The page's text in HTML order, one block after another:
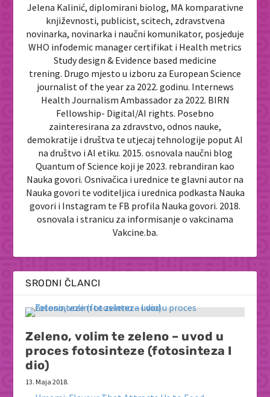
Jelena Kalinić, diplomirani biolog, MA komparativne
književnosti, publicist, scitech, zdravstvena
novinarka, novinarka i naučni komunikator, posjeduje
WHO infodemic manager certifikat i Health metrics
Study design & Evidence based medicine
trening. Drugo mjesto u izboru za European Science
journalist of the year za 2022. godinu. Internews
Health Journalism Ambassador za 2022. BIRN
Fellowship- Digital/AI rights. Posebno
zainteresirana za zdravstvo, odnos nauke,
demokratije i društva te utjecaj tehnologije poput AI
na društvo i AI etiku. 2015. osnovala naučni blog
Quantum of Science koji je 2023. rebrandiran kao
Nauka govori. Osnivačica i urednice te glavni autor na
Nauka govori te voditeljica i urednica podkasta Nauka
govori i Instagram te FB profila Nauka govori. 2018.
osnovala i stranicu za informisanje o vakcinama
Vakcine.ba.
SRODNI ČLANCI
Zeleno, volim te zeleno – uvod u
proces fotosinteze (fotosinteza I
dio)
13. Maja 2018.